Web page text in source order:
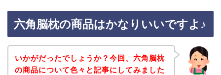
六角脳枕の商品はかなりいいですよ♪
いかがだったでしょうか？今回、六角脳枕
の商品について色々と記事にしてみました